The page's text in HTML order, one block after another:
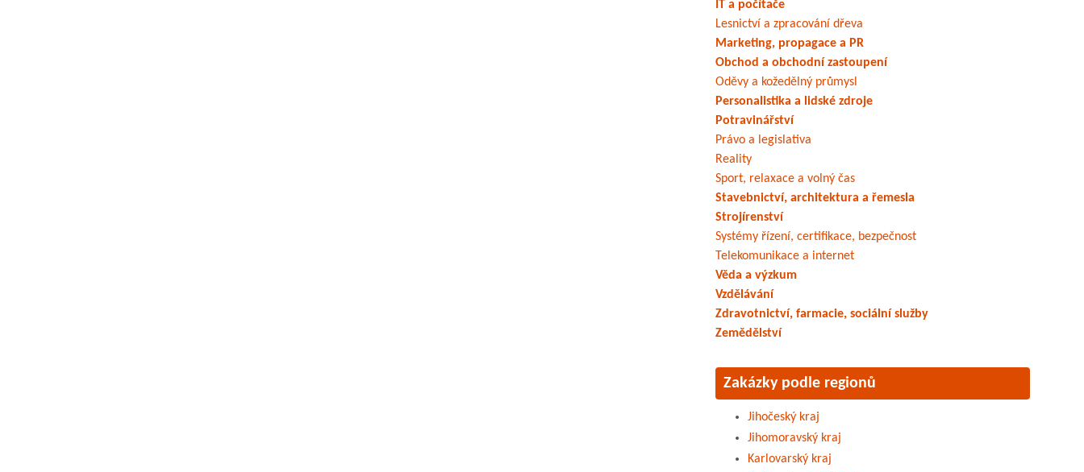
IT a počítače
Lesnictví a zpracování dřeva
Marketing, propagace a PR
Obchod a obchodní zastoupení
Oděvy a kožedělný průmysl
Personalistika a lidské zdroje
Potravinářství
Právo a legislativa
Reality
Sport, relaxace a volný čas
Stavebnictví, architektura a řemesla
Strojírenství
Systémy řízení, certifikace, bezpečnost
Telekomunikace a internet
Věda a výzkum
Vzdělávání
Zdravotnictví, farmacie, sociální služby
Zemědělství
Zakázky podle regionů
Jihočeský kraj
Jihomoravský kraj
Karlovarský kraj